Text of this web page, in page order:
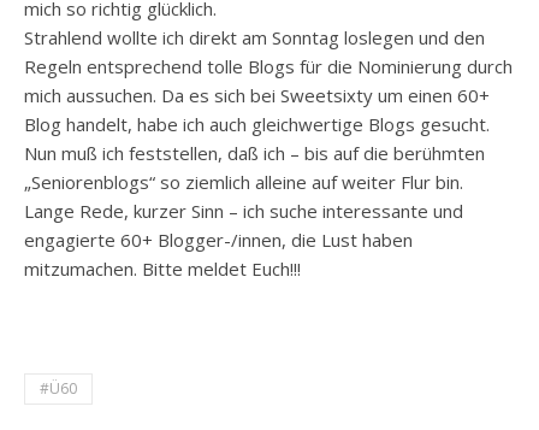
mich so richtig glücklich.
Strahlend wollte ich direkt am Sonntag loslegen und den
Regeln entsprechend tolle Blogs für die Nominierung durch
mich aussuchen. Da es sich bei Sweetsixty um einen 60+
Blog handelt, habe ich auch gleichwertige Blogs gesucht.
Nun muß ich feststellen, daß ich – bis auf die berühmten
„Seniorenblogs“ so ziemlich alleine auf weiter Flur bin.
Lange Rede, kurzer Sinn – ich suche interessante und
engagierte 60+ Blogger-/innen, die Lust haben
mitzumachen. Bitte meldet Euch!!!
#Ü60